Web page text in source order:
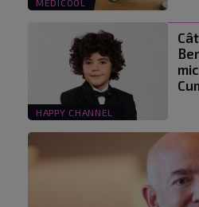
HAPPY CHANNEL